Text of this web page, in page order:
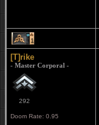
1
[T]rike
- Master Corporal -
292
Doom Rate: 0.95